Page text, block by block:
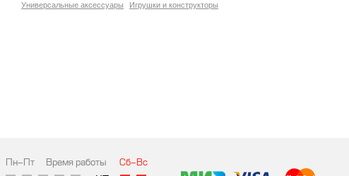
Универсальные аксессуары
Игрушки и конструкторы
Пн-Пт Время работы Сб-Вс